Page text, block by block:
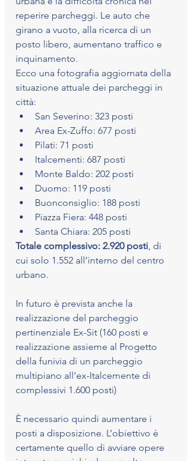
reperire parcheggi. Le auto che
girano a vuoto, alla ricerca di un
posto libero, aumentano traffico e
inquinamento.
Ecco una fotografia aggiornata della
situazione attuale dei parcheggi in
città:
San Severino: 323 posti
Area Ex-Zuffo: 677 posti
Pilati: 71 posti
Italcementi: 687 posti
Monte Baldo: 202 posti
Duomo: 119 posti
Buonconsiglio: 188 posti
Piazza Fiera: 448 posti
Santa Chiara: 205 posti
Totale complessivo: 2.920 posti, di
cui solo 1.552 all’interno del centro
urbano.
In futuro è prevista anche la
realizzazione del parcheggio
pertinenziale Ex-Sit (160 posti e
realizzazione assieme al Progetto
della funivia di un parcheggio
multipiano all’ex-Italcemente di
complessivi 1.600 posti)
È necessario quindi aumentare i
posti a disposizione. L’obiettivo è
certamente quello di avviare opere